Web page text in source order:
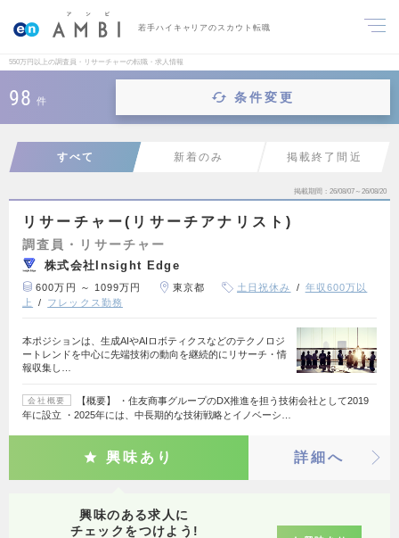
若手ハイキャリアのスカウト転職
550万円以上の調査員・リサーチャーの転職・求人情報
98 件 条件変更
すべて 新着のみ 掲載終了間近
掲載期間 26/08/07～26/08/20
リサーチャー(リサーチアナリスト)
調査員・リサーチャー
株式会社Insight Edge
600万円 ～ 1099万円 東京都 土日祝休み
年収600万以
上
フレックス勤務
本ポジションは、生成AIやAIロボティクスなどのテクノロジ
ートレンドを中心に先端技術の動向を継続的にリサーチ・情
報収集し…
会社概要
【概要】 ・住友商事グループのDX推進を担う技術会社として2019
年に設立 ・2025年には、中長期的な技術戦略とイノベーシ…
興味あり 詳細へ
興味のある求人に
チェックをつけよう!